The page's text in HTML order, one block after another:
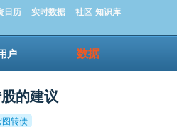
日历 实时数据 社区-知识库
户 数据
的建议
图转债